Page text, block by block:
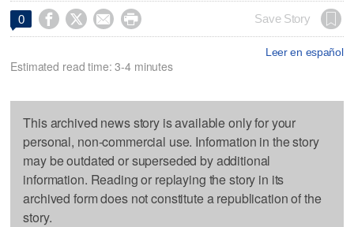
0     Save Story
Leer en español
Estimated read time: 3-4 minutes
This archived news story is available only for your
personal, non-commercial use. Information in the story
may be outdated or superseded by additional
information. Reading or replaying the story in its
archived form does not constitute a republication of the
story.